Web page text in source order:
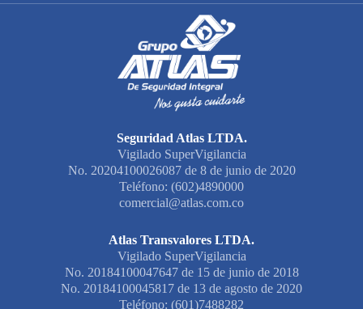
Seguridad Atlas LTDA.
Vigilado SuperVigilancia
No. 20204100026087 de 8 de junio de 2020
Teléfono: (602)4890000
comercial@atlas.com.co
Atlas Transvalores LTDA.
Vigilado SuperVigilancia
No. 20184100047647 de 15 de junio de 2018
No. 20184100045817 de 13 de agosto de 2020
Teléfono: (601)7488282